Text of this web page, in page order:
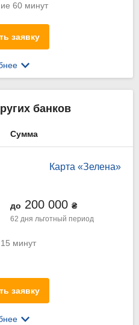
60 минут
заявку
банков
Сумма
Карта «Зелена»
до 200 000 ₴
62 дня льготный период
минут
заявку